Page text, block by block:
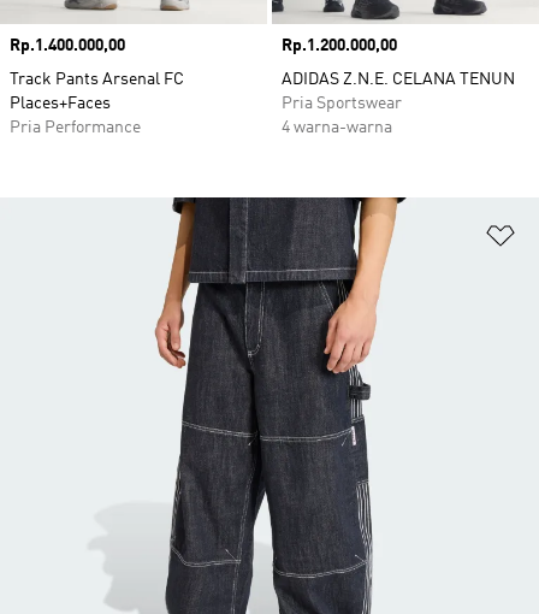
Harga
Rp.1.400.000,00
Track Pants Arsenal FC
Places+Faces
Pria Performance
Harga
Rp.1.200.000,00
ADIDAS Z.N.E. CELANA TENUN
Pria Sportswear
4 warna-warna